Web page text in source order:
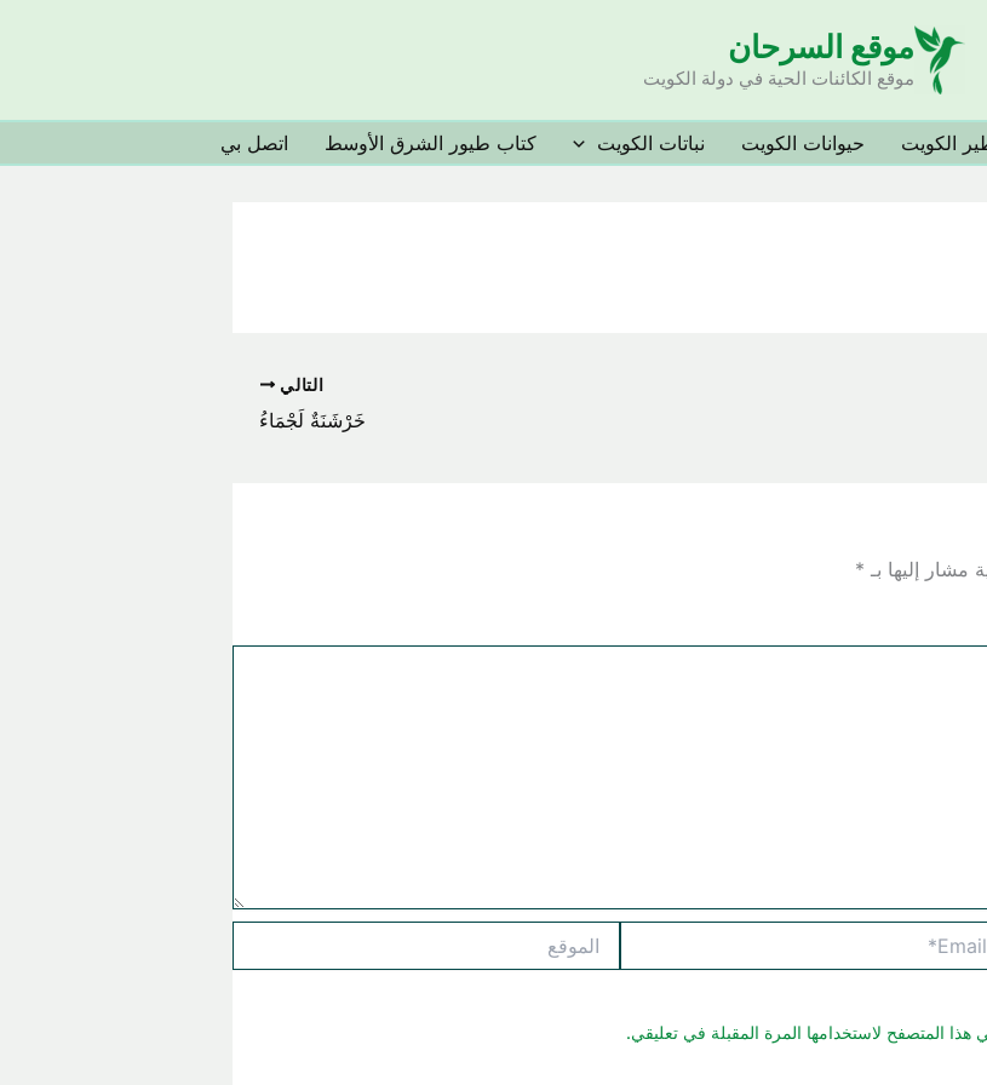
موقع السرحان
موقع الكائنات الحية في دولة الكويت
الكويت حيوانات الكويت نباتات الكويت كتاب طيور الشرق الأوسط اتصل بي
التالي
خَرْشَنَةٌ لَجْمَاءُ
مشار إليها بـ *
المتصفح لاستخدامها المرة المقبلة في تعليقي.